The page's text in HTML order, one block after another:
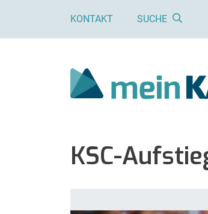
KONTAKT SUCHE
KSC-